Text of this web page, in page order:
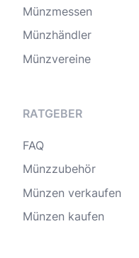
Münzmessen
Münzhändler
Münzvereine
RATGEBER
FAQ
Münzzubehör
Münzen verkaufen
Münzen kaufen